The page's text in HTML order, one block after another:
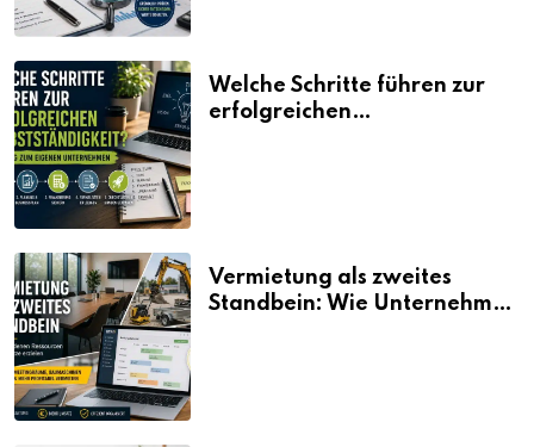
Welche Schritte führen zur
erfolgreichen
Vermietung als zweites
Standbein: Wie Unternehmen